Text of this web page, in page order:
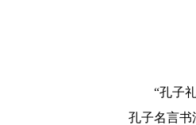
“孔子
孔子名言书